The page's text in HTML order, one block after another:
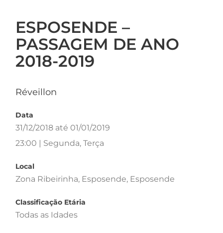
ESPOSENDE –
PASSAGEM DE ANO
2018-2019
Réveillon
Data
31/12/2018 até 01/01/2019
23:00 | Segunda, Terça
Local
Zona Ribeirinha, Esposende, Esposende
Classificação Etária
Todas as Idades